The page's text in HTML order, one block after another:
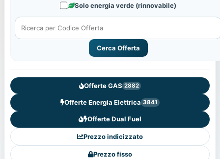
Solo energia verde (rinnovabile)
Cerca Offerta
Offerte GAS 2882
Offerte Energia Elettrica 3841
Offerte Dual Fuel
Prezzo indicizzato
Prezzo fisso